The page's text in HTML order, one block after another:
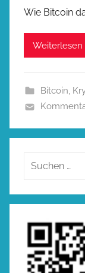
Wie Bitcoin
Weiterlesen
Bitcoin,
Suchen